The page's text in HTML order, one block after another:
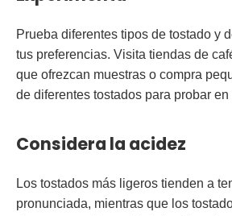
Prueba diferentes tipos de tostado y
tus preferencias. Visita tiendas de
que ofrezcan muestras o compra
de diferentes tostados para probar en
Considera la acidez
Los tostados más ligeros tienden a
pronunciada, mientras que los